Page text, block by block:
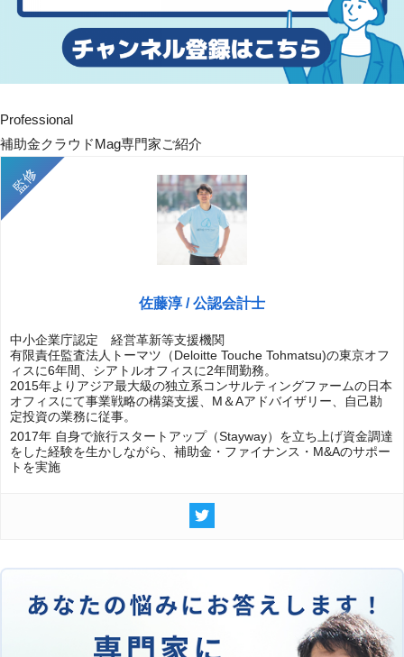
Professional
補助金クラウドMag専門家ご紹介
佐藤淳 / 公認会計士
中小企業庁認定 経営革新等支援機関
有限責任監査法人トーマツ（Deloitte Touche Tohmatsu)の東京オフ
ィスに6年間、シアトルオフィスに2年間勤務。
2015年よりアジア最大級の独立系コンサルティングファームの日本
オフィスにて事業戦略の構築支援、M＆Aアドバイザリー、自己勘
定投資の業務に従事。
2017年 自身で旅行スタートアップ（Stayway）を立ち上げ資金調達
をした経験を生かしながら、補助金・ファイナンス・M&Aのサポー
トを実施